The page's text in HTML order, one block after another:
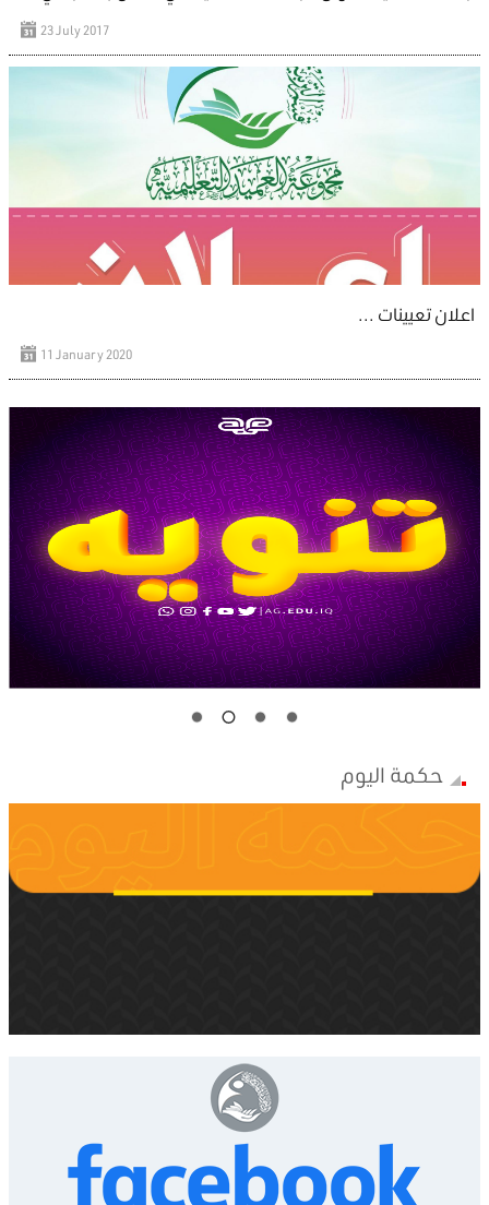
23 July 2017
اعلان تعيينات ...
11 January 2020
حكمة اليوم